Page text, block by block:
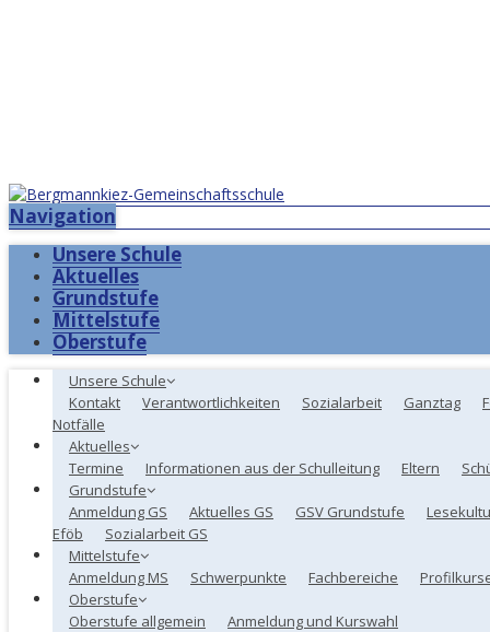
Navigation
Unsere Schule
Aktuelles
Grundstufe
Mittelstufe
Oberstufe
Unsere Schule
Kontakt
Verantwortlichkeiten Sozialarbeit Ganztag
Notfälle
Aktuelles
Termine
Informationen aus der Schulleitung Eltern
Grundstufe
Anmeldung GS
Aktuelles GS GSV Grundstufe
Eföb
Sozialarbeit GS
Mittelstufe
Anmeldung MS
Schwerpunkte Fachbereiche
Oberstufe
Oberstufe allgemein
Anmeldung und Kurswahl